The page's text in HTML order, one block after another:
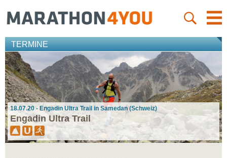
TERMINE
18.07.20 - Engadin Ultra Trail in Samedan (Schweiz)
Engadin Ultra Trail